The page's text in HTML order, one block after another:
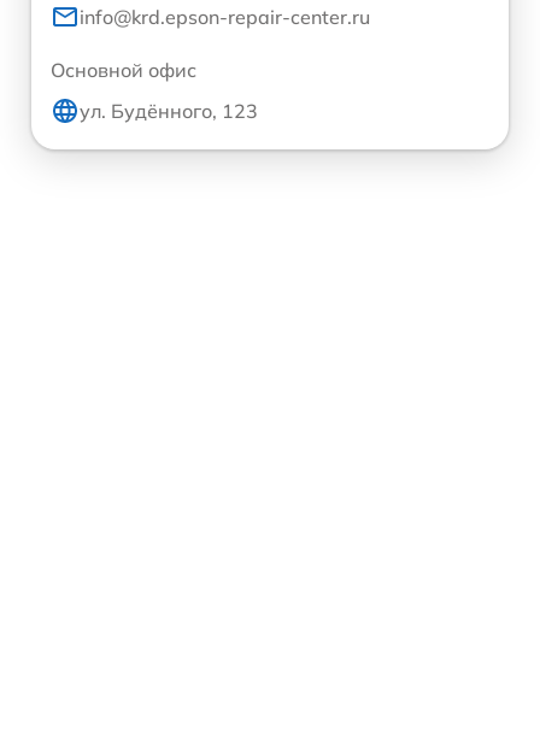
info@krd.epson-repair-center.ru
Основной офис
ул. Будённого, 123